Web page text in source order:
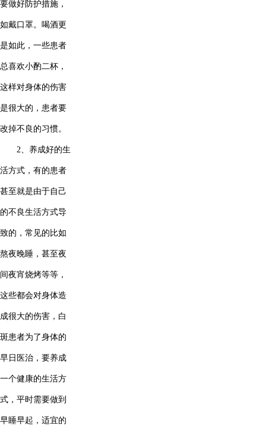
要做好防护措施，
如戴口罩。喝酒更
是如此，一些患者
总喜欢小酌二杯，
这样对身体的伤害
是很大的，患者要
改掉不良的习惯。
2、养成好的生
活方式，有的患者
甚至就是由于自己
的不良生活方式导
致的，常见的比如
熬夜晚睡，甚至夜
间夜宵烧烤等等，
这些都会对身体造
成很大的伤害，白
斑患者为了身体的
早日医治，要养成
一个健康的生活方
式，平时需要做到
早睡早起，适宜的